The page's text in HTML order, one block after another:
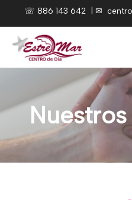
☏ 886 143 642 ✉